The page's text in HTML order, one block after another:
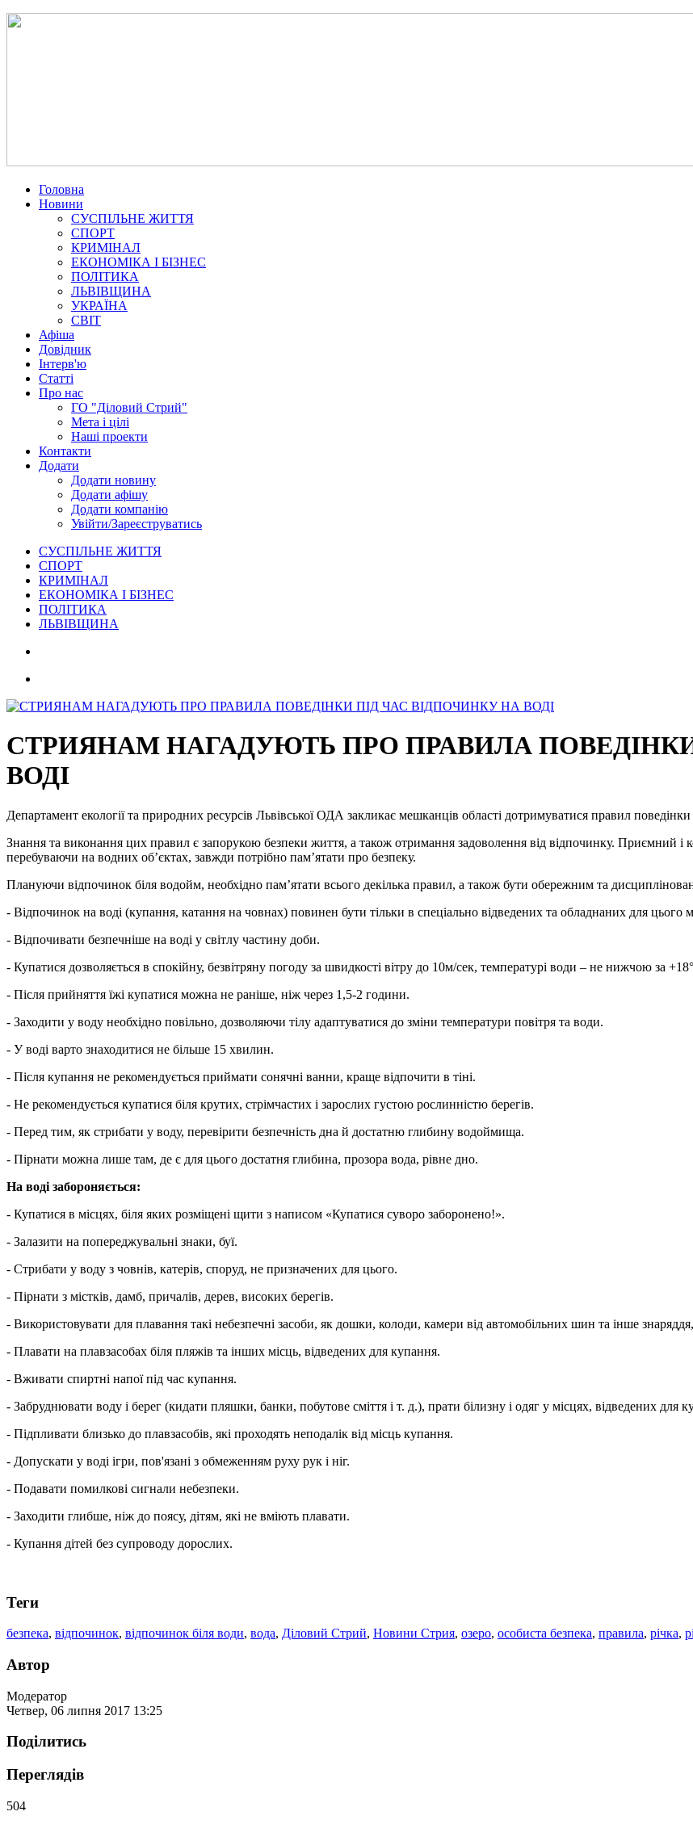
Головна
Новини
СУСПІЛЬНЕ ЖИТТЯ
СПОРТ
КРИМІНАЛ
ЕКОНОМІКА І БІЗНЕС
ПОЛІТИКА
ЛЬВІВЩИНА
УКРАЇНА
СВІТ
Афіша
Довідник
Інтерв'ю
Статті
Про нас
ГО "Діловий Стрий"
Мета і цілі
Наші проекти
Контакти
Додати
Додати новину
Додати афішу
Додати компанію
Увійти/Зареєструватись
СУСПІЛЬНЕ ЖИТТЯ
СПОРТ
КРИМІНАЛ
ЕКОНОМІКА І БІЗНЕС
ПОЛІТИКА
ЛЬВІВЩИНА
СТРИЯНАМ НАГАДУЮТЬ ПРО ПРАВИЛА
ВОДІ
Департамент екології та природних ресурсів Львівської ОДА закликає мешканців області дотримуватися правил
Знання та виконання цих правил є запорукою безпеки життя, а також отримання задоволення від відпочинку. Приємний і
перебуваючи на водних об’єктах, завжди потрібно пам’ятати про безпеку.
Плануючи відпочинок біля водойм, необхідно пам’ятати всього декілька правил, а також бути обережним та
- Відпочинок на воді (купання, катання на човнах) повинен бути тільки в спеціально відведених та обладнаних для цього
- Відпочивати безпечніше на воді у світлу частину доби.
- Купатися дозволяється в спокійну, безвітряну погоду за швидкості вітру до 10м/сек, температурі води – не нижчою за
- Після прийняття їжі купатися можна не раніше, ніж через 1,5-2 години.
- Заходити у воду необхідно повільно, дозволяючи тілу адаптуватися до зміни температури повітря та води.
- У воді варто знаходитися не більше 15 хвилин.
- Після купання не рекомендується приймати сонячні ванни, краще відпочити в тіні.
- Не рекомендується купатися біля крутих, стрімчастих і зарослих густою рослинністю берегів.
- Перед тим, як стрибати у воду, перевірити безпечність дна й достатню глибину водоймища.
- Пірнати можна лише там, де є для цього достатня глибина, прозора вода, рівне дно.
На воді забороняється:
- Купатися в місцях, біля яких розміщені щити з написом «Купатися суворо заборонено!».
- Залазити на попереджувальні знаки, буї.
- Стрибати у воду з човнів, катерів, споруд, не призначених для цього.
- Пірнати з містків, дамб, причалів, дерев, високих берегів.
- Використовувати для плавання такі небезпечні засоби, як дошки, колоди, камери від автомобільних шин та інше
- Плавати на плавзасобах біля пляжів та інших місць, відведених для купання.
- Вживати спиртні напої під час купання.
- Забруднювати воду і берег (кидати пляшки, банки, побутове сміття і т. д.), прати білизну і одяг у місцях, відведених для
- Підпливати близько до плавзасобів, які проходять неподалік від місць купання.
- Допускати у воді ігри, пов'язані з обмеженням руху рук і ніг.
- Подавати помилкові сигнали небезпеки.
- Заходити глибше, ніж до поясу, дітям, які не вміють плавати.
- Купання дітей без супроводу дорослих.
Теги
безпека, відпочинок, відпочинок біля води, вода, Діловий Стрий, Новини Стрия, озеро, особиста безпека, правила, річка,
Автор
Модератор
Четвер, 06 липня 2017 13:25
Поділитись
Переглядів
504